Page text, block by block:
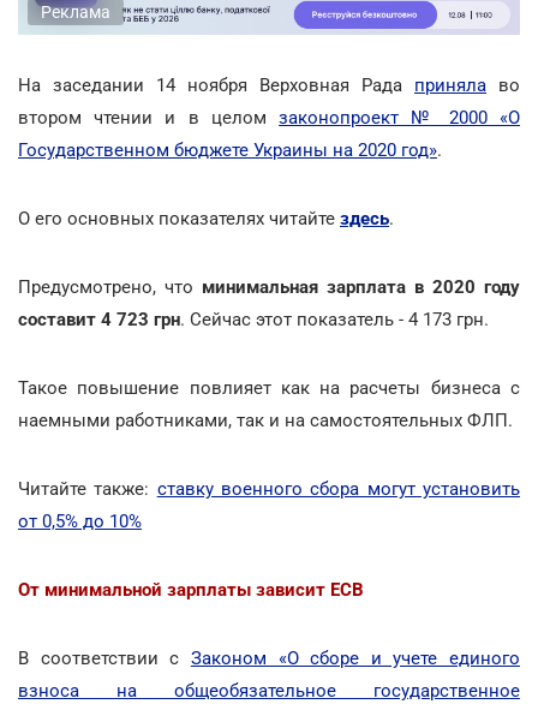
Реклама
На заседании 14 ноября Верховная Рада приняла во
втором чтении и в целомзаконопроект № 2000 «О
Государственном бюджете Украины на 2020 год».
О его основных показателях читайте здесь.
Предусмотрено, что минимальная зарплата в 2020 году
составит 4 723 грн. Сейчас этот показатель - 4 173 грн.
Такое повышение повлияет как на расчеты бизнеса с
наемными работниками, так и на самостоятельных ФЛП.
Читайте также: ставку военного сбора могут установить
от 0,5% до 10%
От минимальной зарплаты зависит ЕСВ
В соответствии с Законом «О сборе и учете единого
взноса на общеобязательное государственное